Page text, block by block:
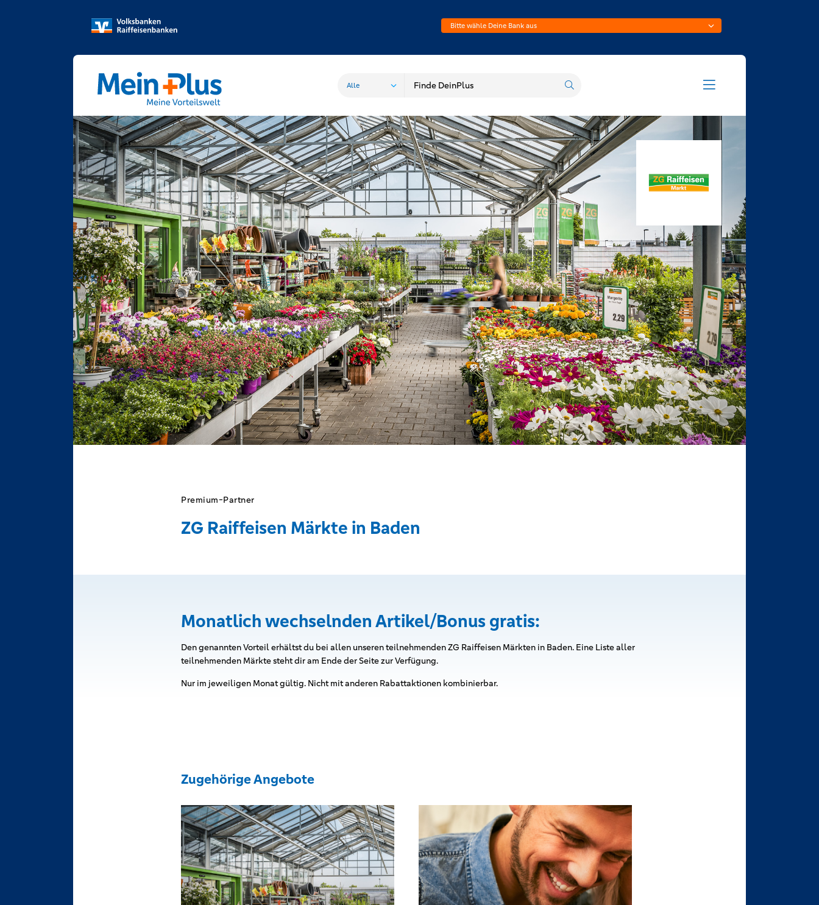
Bitte wähle Deine Bank aus
Premium-Partner
ZG Raiffeisen Märkte in Baden
Monatlich wechselnden Artikel/Bonus gratis:
Den genannten Vorteil erhältst du bei allen unseren teilnehmenden ZG Raiffeisen Märkten in Baden. Eine Liste aller
teilnehmenden Märkte steht dir am Ende der Seite zur Verfügung.
Nur im jeweiligen Monat gültig. Nicht mit anderen Rabattaktionen kombinierbar.
Zugehörige Angebote